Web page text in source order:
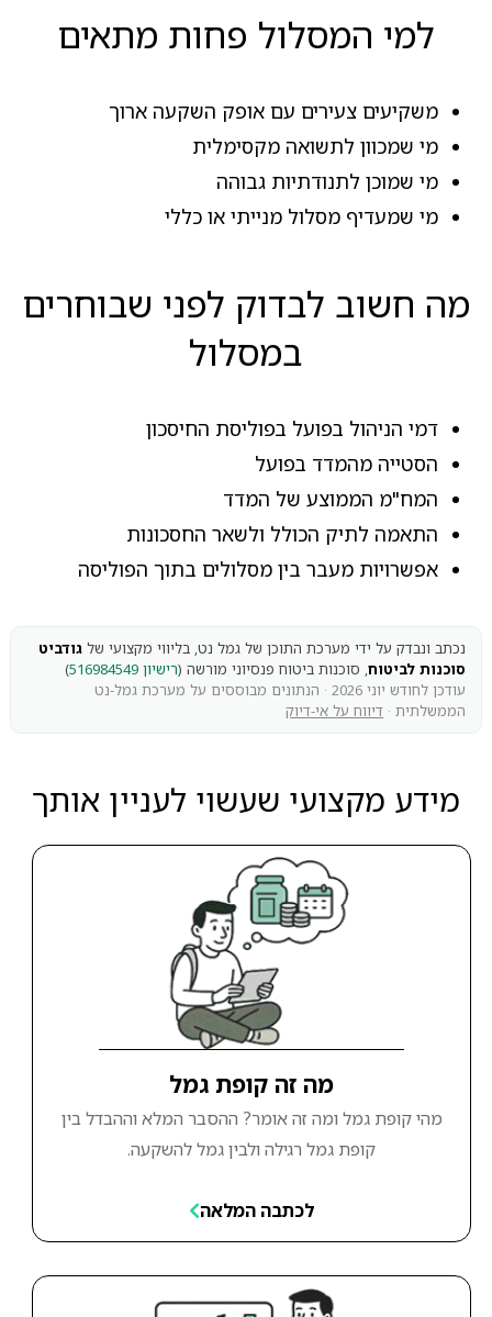
למי המסלול פחות מתאים
משקיעים צעירים עם אופק השקעה ארוך
מי שמכוון לתשואה מקסימלית
מי שמוכן לתנודתיות גבוהה
מי שמעדיף מסלול מנייתי או כללי
מה חשוב לבדוק לפני שבוחרים
במסלול
דמי הניהול בפועל בפוליסת החיסכון
הסטייה מהמדד בפועל
המח"מ הממוצע של המדד
התאמה לתיק הכולל ולשאר החסכונות
אפשרויות מעבר בין מסלולים בתוך הפוליסה
נכתב ונבדק על ידי מערכת התוכן של גמל נט, בליווי מקצועי של גודביט
סוכנות לביטוח, סוכנות ביטוח פנסיוני מורשה (רישיון 516984549
)
עודכן לחודש יוני 2026 · הנתונים מבוססים על מערכת גמל-נט
הממשלתית · דיווח על אי-דיוק
מידע מקצועי שעשוי לעניין אותך
מה זה קופת גמל
מהי קופת גמל ומה זה אומר? ההסבר המלא וההבדל בין
קופת גמל רגילה ולבין גמל להשקעה.
לכתבה המלאה